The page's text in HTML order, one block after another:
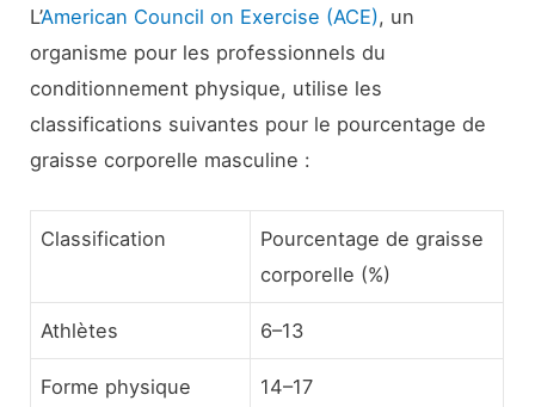
L’American Council on Exercise (ACE), un
organisme pour les professionnels du
conditionnement physique, utilise les
classifications suivantes pour le pourcentage de
graisse corporelle masculine :
Classification
Pourcentage de graisse
corporelle (%)
Athlètes 6–13
Forme physique 14–17